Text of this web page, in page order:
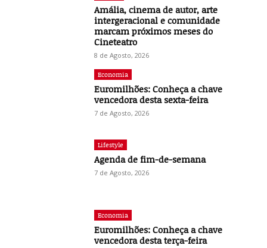
Amália, cinema de autor, arte
intergeracional e comunidade
marcam próximos meses do
Cineteatro
8 de Agosto, 2026
Economia
Euromilhões: Conheça a chave
vencedora desta sexta-feira
7 de Agosto, 2026
Lifestyle
Agenda de fim-de-semana
7 de Agosto, 2026
Economia
Euromilhões: Conheça a chave
vencedora desta terça-feira